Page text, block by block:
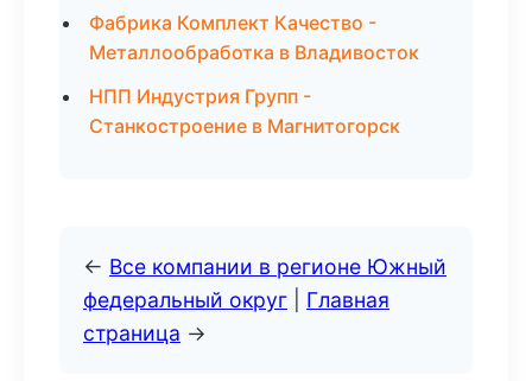
Фабрика Комплект Качество -
Металлообработка в Владивосток
НПП Индустрия Групп -
Станкостроение в Магнитогорск
← Все компании в регионе Южный
федеральный округ
Главная
страница →